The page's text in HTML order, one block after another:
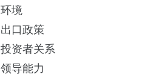
环境
出口政策
投资者关系
领导能力